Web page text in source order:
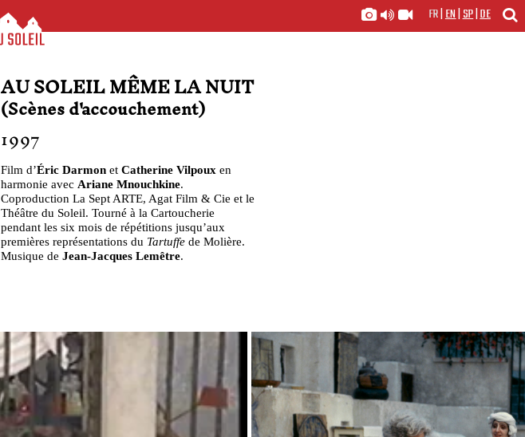
FR|EN|SP|DE
AU SOLEIL MÊME LA NUIT
(Scènes d'accouchement)
1997
Film d’Éric Darmon et Catherine Vilpoux en
harmonie avec Ariane Mnouchkine.
Coproduction La Sept ARTE, Agat Film & Cie et le
Théâtre du Soleil. Tourné à la Cartoucherie
pendant les six mois de répétitions jusqu’aux
premières représentations du Tartuffe de Molière.
Musique de Jean-Jacques Lemêtre.